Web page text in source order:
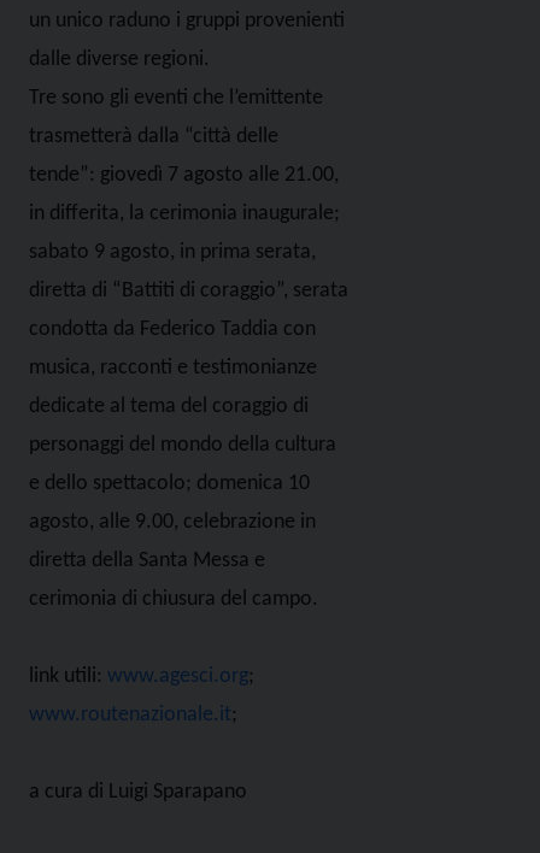
un unico raduno i gruppi provenienti
dalle diverse regioni.
Tre sono gli eventi che l’emittente
trasmetterà dalla “città delle
tende”: giovedì 7 agosto alle 21.00,
in differita, la cerimonia inaugurale;
sabato 9 agosto, in prima serata,
diretta di “Battiti di coraggio”, serata
condotta da Federico Taddia con
musica, racconti e testimonianze
dedicate al tema del coraggio di
personaggi del mondo della cultura
e dello spettacolo; domenica 10
agosto, alle 9.00, celebrazione in
diretta della Santa Messa e
cerimonia di chiusura del campo.
link utili: www.agesci.org;
www.routenazionale.it;
a cura di Luigi Sparapano